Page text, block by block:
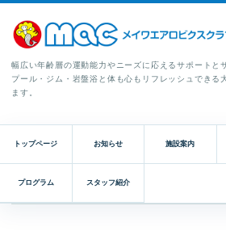
幅広い年齢層の運動能力やニーズに応えるサポートと
プール・ジム・岩盤浴と体も心もリフレッシュできる
ます。
トップページ お知らせ 施設案内
プログラム スタッフ紹介